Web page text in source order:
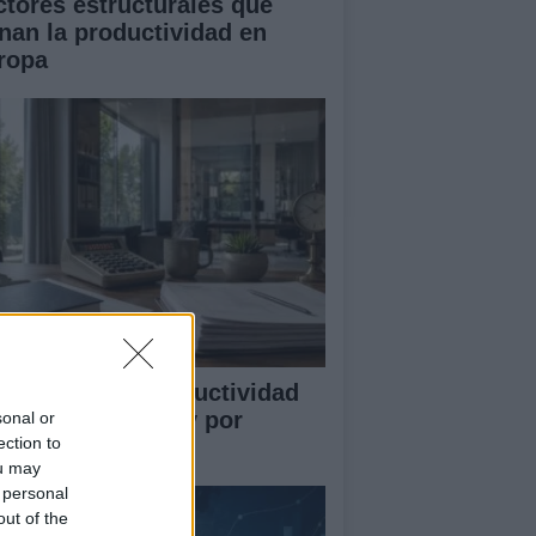
or
to
may
of the
la productividad en
medir la productividad
hora trabajada y por